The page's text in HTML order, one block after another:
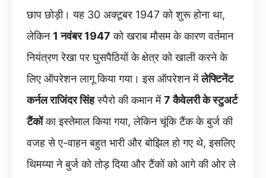
छाप छोड़ी। यह 30 अक्टूबर 1947 को शुरू होना था,
लेकिन 1 नवंबर 1947 को खराब मौसम के कारण वर्तमान
नियंत्रण रेखा पर घुसपैठियों के क्षेत्र को खाली करने के
लिए ऑपरेशन लागू किया गया। इस ऑपरेशन मेंलेफ्टिनेंट
कर्नल राजिंदर सिंहस्पैरो की कमान में7 कैवेलरी के स्टुअर्ट
टैंकोंका इस्तेमाल किया गया, लेकिन चूंकि टैंक के बुर्ज की
वजह से ए-वाहन बहुत भारी और बोझिल हो गए थे, इसलिए
थिमय्या ने बुर्ज को तोड़ दिया और टैंकों को आगे की ओर ले